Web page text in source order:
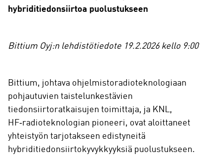
hybriditiedonsiirtoa puolustukseen
Bittium Oyj:n lehdistötiedote 19.2.2026 kello 9:00
Bittium, johtava ohjelmistoradioteknologiaan
pohjautuvien taistelunkestävien
tiedonsiirtoratkaisujen toimittaja, ja KNL,
HF‑radioteknologian pioneeri, ovat aloittaneet
yhteistyön tarjotakseen edistyneitä
hybriditiedonsiirtokyvykkyyksiä puolustukseen.